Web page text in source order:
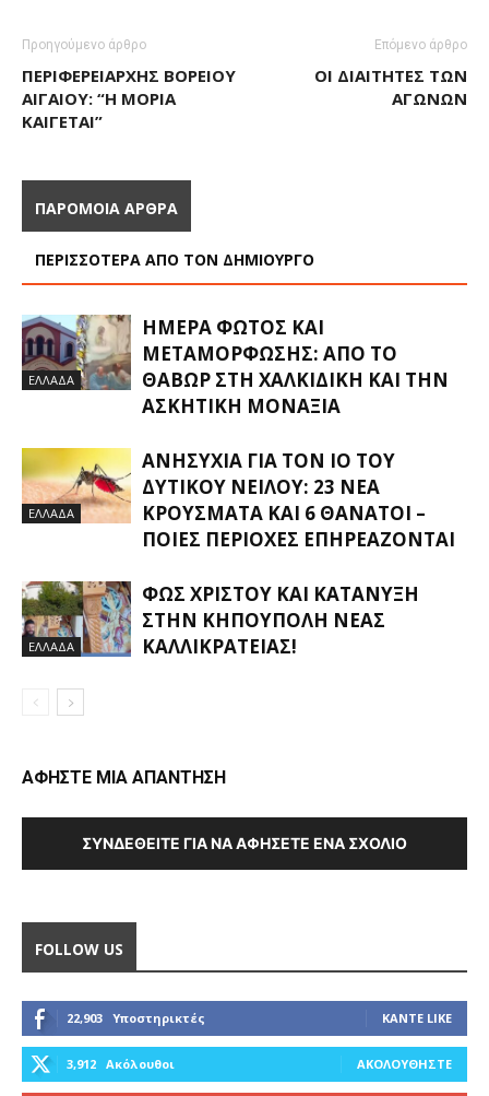
Προηγούμενο άρθρο
ΠΕΡΙΦΕΡΕΙΆΡΧΗΣ ΒΟΡΕΊΟΥ
ΑΙΓΑΊΟΥ: “Η ΜΌΡΙΑ
ΚΑΊΓΕΤΑΙ”
Επόμενο άρθρο
ΟΙ ΔΙΑΙΤΗΤΈΣ ΤΩΝ
ΑΓΏΝΩΝ
ΠΑΡΟΜΟΙΑ ΑΡΘΡΑ
ΠΕΡΙΣΣΟΤΕΡΑ ΑΠΟ ΤΟΝ ΔΗΜΙΟΥΡΓΟ
ΕΛΛΑΔΑ
ΗΜΈΡΑ ΦΩΤΌΣ ΚΑΙ
ΜΕΤΑΜΌΡΦΩΣΗΣ: ΑΠΌ ΤΟ
ΘΑΒΏΡ ΣΤΗ ΧΑΛΚΙΔΙΚΉ ΚΑΙ ΤΗΝ
ΑΣΚΗΤΙΚΉ ΜΟΝΑΞΙΆ
ΕΛΛΑΔΑ
ΑΝΗΣΥΧΊΑ ΓΙΑ ΤΟΝ ΙΌ ΤΟΥ
ΔΥΤΙΚΟΎ ΝΕΊΛΟΥ: 23 ΝΈΑ
ΚΡΟΎΣΜΑΤΑ ΚΑΙ 6 ΘΆΝΑΤΟΙ –
ΠΟΙΕΣ ΠΕΡΙΟΧΈΣ ΕΠΗΡΕΆΖΟΝΤΑΙ
ΕΛΛΑΔΑ
ΦΩΣ ΧΡΙΣΤΟΎ ΚΑΙ ΚΑΤΆΝΥΞΗ
ΣΤΗΝ ΚΗΠΟΎΠΟΛΗ ΝΈΑΣ
ΚΑΛΛΙΚΡΆΤΕΙΑΣ!
ΑΦΗΣΤΕ ΜΙΑ ΑΠΑΝΤΗΣΗ
ΣΥΝΔΕΘΕΊΤΕ ΓΙΑ ΝΑ ΑΦΉΣΕΤΕ ΈΝΑ ΣΧΌΛΙΟ
FOLLOW US
22,903 Υποστηρικτές ΚΆΝΤΕ LIKE
3,912 Ακόλουθοι ΑΚΟΛΟΥΘΉΣΤΕ